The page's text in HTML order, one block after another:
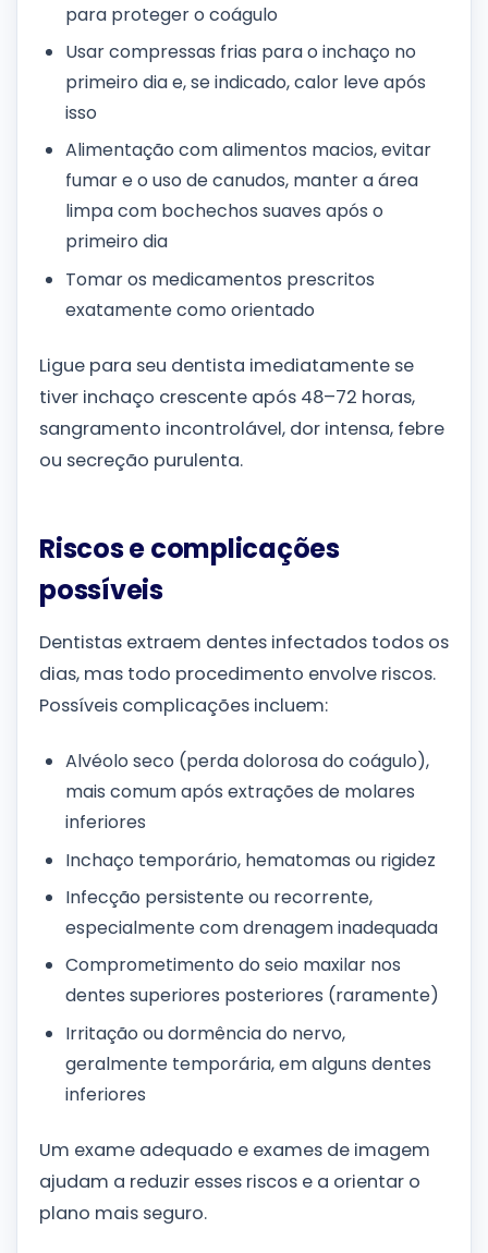
para proteger o coágulo
Usar compressas frias para o inchaço no
primeiro dia e, se indicado, calor leve após
isso
Alimentação com alimentos macios, evitar
fumar e o uso de canudos, manter a área
limpa com bochechos suaves após o
primeiro dia
Tomar os medicamentos prescritos
exatamente como orientado
Ligue para seu dentista imediatamente se
tiver inchaço crescente após 48–72 horas,
sangramento incontrolável, dor intensa, febre
ou secreção purulenta.
Riscos e complicações
possíveis
Dentistas extraem dentes infectados todos os
dias, mas todo procedimento envolve riscos.
Possíveis complicações incluem:
Alvéolo seco (perda dolorosa do coágulo),
mais comum após extrações de molares
inferiores
Inchaço temporário, hematomas ou rigidez
Infecção persistente ou recorrente,
especialmente com drenagem inadequada
Comprometimento do seio maxilar nos
dentes superiores posteriores (raramente)
Irritação ou dormência do nervo,
geralmente temporária, em alguns dentes
inferiores
Um exame adequado e exames de imagem
ajudam a reduzir esses riscos e a orientar o
plano mais seguro.